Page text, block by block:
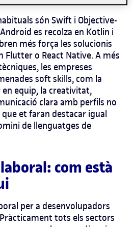
són Swift i Objective-
es recolza en Kotlin i
més força les solucionis
o React Native.A més
les empreses
soft skills, com la
equip, la creativitat,
clara amb perfils no
et faran destacar igual
de llenguatges de
com està
per a desenvolupadors
tots els sectors